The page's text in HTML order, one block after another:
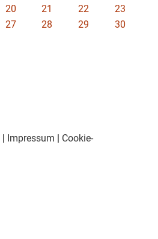
20 21 22
23
27 28 29
30
Impressum
Cookie-